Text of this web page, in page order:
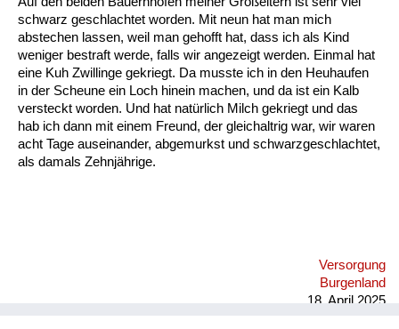
schwarz geschlachtet worden. Mit neun hat man mich
abstechen lassen, weil man gehofft hat, dass ich als Kind
weniger bestraft werde, falls wir angezeigt werden. Einmal hat
eine Kuh Zwillinge gekriegt. Da musste ich in den Heuhaufen
in der Scheune ein Loch hinein machen, und da ist ein Kalb
versteckt worden. Und hat natürlich Milch gekriegt und das
hab ich dann mit einem Freund, der gleichaltrig war, wir waren
acht Tage auseinander, abgemurkst und schwarzgeschlachtet,
als damals Zehnjährige.
Versorgung
Burgenland
18. April 2025